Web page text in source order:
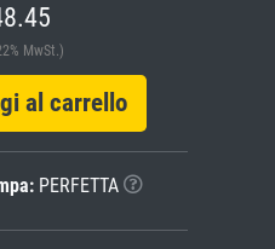
MwSt.)
al carrello
PERFETTA